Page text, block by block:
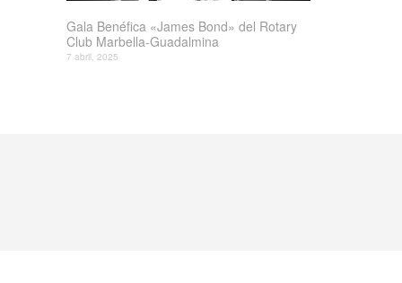
Gala Benéfica «James Bond» del Rotary
Club Marbella-Guadalmina
7 abril, 2025